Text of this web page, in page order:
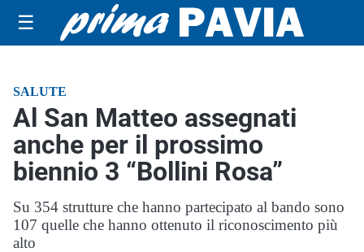
☰
SALUTE
Al San Matteo assegnati
anche per il prossimo
biennio 3 “Bollini Rosa”
Su 354 strutture che hanno partecipato al bando sono
107 quelle che hanno ottenuto il riconoscimento più
alto